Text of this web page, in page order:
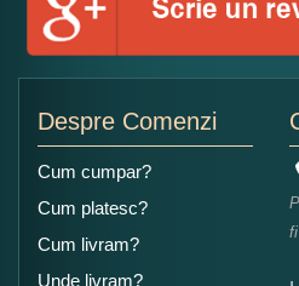
Despre Comenzi
Cum cumpar?
Cum platesc?
Cum livram?
Unde livram?